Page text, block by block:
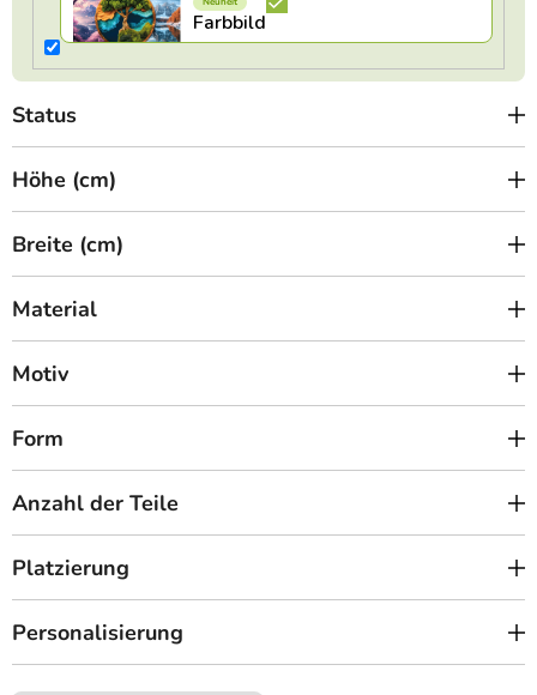
Status
Höhe (cm)
Breite (cm)
Material
Motiv
Form
Anzahl der Teile
Platzierung
Personalisierung